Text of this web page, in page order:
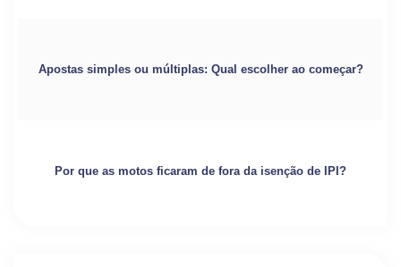
Apostas simples ou múltiplas: Qual escolher ao começar?
Por que as motos ficaram de fora da isenção de IPI?